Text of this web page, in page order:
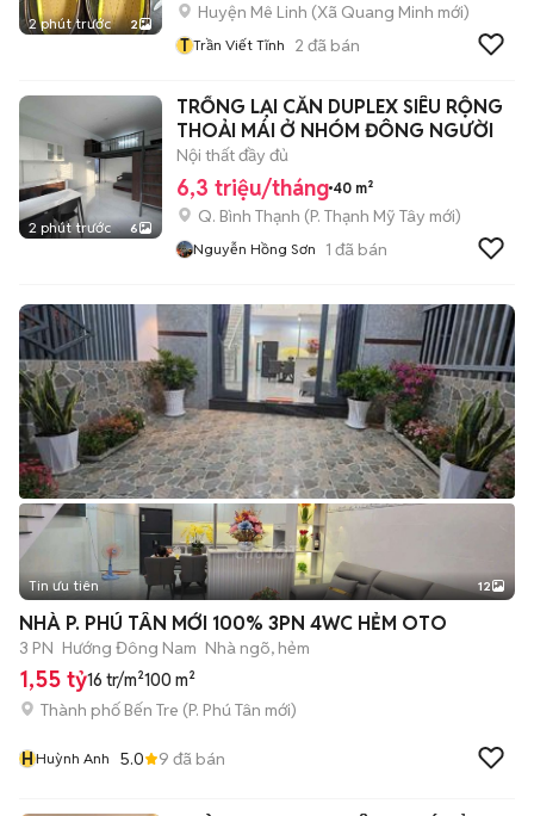
2 phút trước 2
Huyện Mê Linh (Xã Quang Minh mới)
T Trần Viết Tĩnh 2 đã bán
2 phút trước 6
TRỐNG LẠI CĂN DUPLEX SIÊU RỘNG
THOẢI MÁI Ở NHÓM ĐÔNG NGƯỜI
Nội thất đầy đủ
6,3 triệu/tháng 40 m²
Q. Bình Thạnh (P. Thạnh Mỹ Tây mới)
Nguyễn Hồng Sơn 1 đã bán
+2
Tin ưu tiên 12
NHÀ P. PHÚ TÂN MỚI 100% 3PN 4WC HẺM OTO
3 PN Hướng Đông Nam Nhà ngõ, hẻm
1,55 tỷ16 tr/m²100 m²
Thành phố Bến Tre (P. Phú Tân mới)
HHuỳnh Anh 5.0 9 đã bán